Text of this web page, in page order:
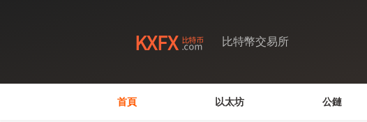
比特幣交易所
首頁 以太坊 公鏈